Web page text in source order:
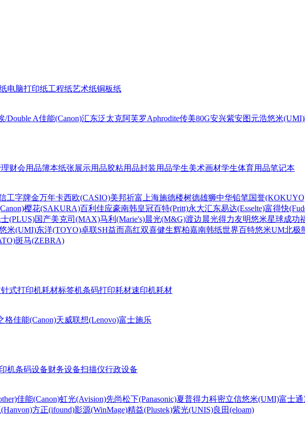
电脑打印纸工程纸艺术纸铜板纸
/Double A佳能(Canon)汇东泛太克阿芙罗Aphrodite传美80G安兴紫安图元浩悠米(UMI)
财会用品簿本纸张展示用品胶粘用品封装用品学生美术画材学生体育用品笔记本
工字牌金万年卡西欧(CASIO)美邦祈富 上海施德楼树德雄狮中华铅笔国誉
樱花(SAKURA)百利佳应豪南韩皇冠百特(Pritt)永大汇东易达(Esselte)富得快
(PLUS)国产美克司(MAX)马利(Marie's)晨光(M&G)渡边 晨光得力友明悠米星球成功
米(UMI)东洋(TOYO)卓联SH益而高红双喜健生辉柏嘉南韩纸世界百特悠米UM北极
斑马(ZEBRA)
针式打印机耗材标签机条码打印耗材速印机耗材
格佳能(Canon)天威联想(Lenovo)富士施乐
机条码设备财务设备扫描仪行政设备
佳能(Canon)虹光(Avision)先尚松下(Panasonic)夏普得力科密立信悠米(UMI)富士通
方正(ifound)影源(WinMage)精益(Plustek)紫光(UNIS)良田(eloam)